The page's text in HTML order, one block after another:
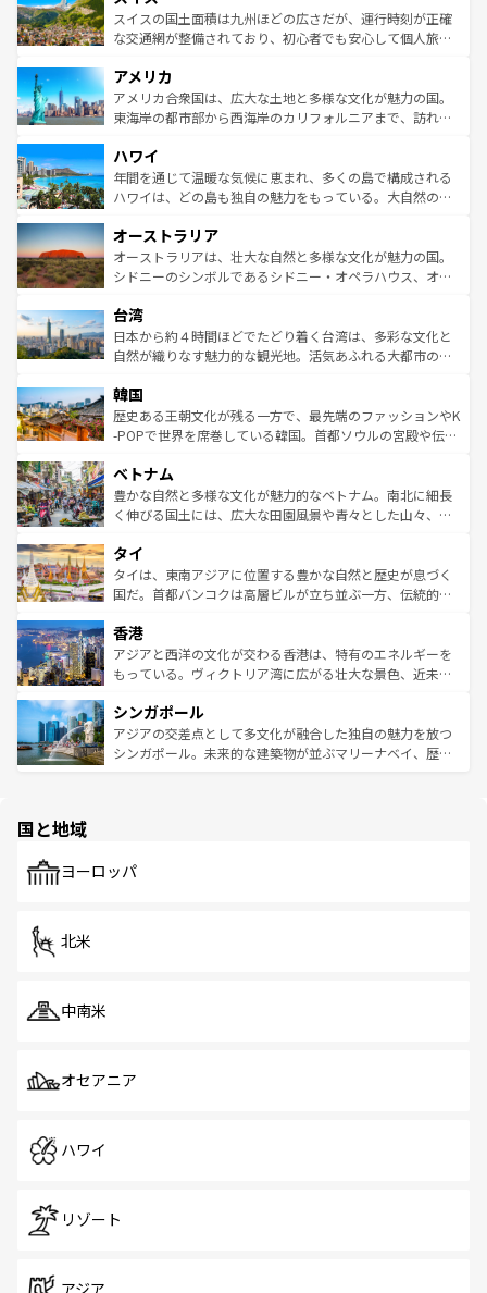
きるだろう。 なお、新着のフランス情報はコンテンツ一覧
を参照してほしい。
ドイツ情報はコンテンツ一覧を参照してほしい。
ティー、ビール好きにはたまらない英国パブ、サッカー観
戦など、本場だからこそできる体験も豊富。イギリスを旅
ンツ一覧を参照してほしい。
スイスの国土面積は九州ほどの広さだが、運行時刻が正確
な交通網が整備されており、初心者でも安心して個人旅行
の建物がそのまま残る町や、スイスならではのユニークな
博物館もあり、アルプス観光だけでなく町歩きも満喫する
ことができる。国民の所得が高いため物価も高いが、旅行
ば市内交通費無料で観光を楽しむこともできる。 なお、新
着のスイス情報はコンテンツ一覧 を参照してほしい。
アメリカ
アメリカ合衆国は、広大な土地と多様な文化が魅力の国。
東海岸の都市部から西海岸のカリフォルニアまで、訪れる
のような巨大都市は、観光、ショッピング、エンターテイ
ンメントが詰まった刺激的なスポットだ。一方、アメリカ
西部には大自然が広がり、グランドキャニオンやイエロー
部のニューオーリンズでは、音楽と美食が融合した独特の
文化が魅力。旅行者はアメリカの各地域で異なる魅力を楽
しみながら、その多様性と豊かな歴史を感じることができ
ならではの贅沢な旅のスタイルだ。 なお、新着のアメリカ
情報はコンテンツ一覧を参照してほしい。
ハワイ
年間を通じて温暖な気候に恵まれ、多くの島で構成される
ハワイは、どの島も独自の魅力をもっている。大自然の神
ワイ島は見逃せない。また、定番の観光地といえばオアフ
島だが、静かな自然を求めるならマウイ島やカウアイ島が
おすすめ。エメラルドグリーンに輝く海をはじめ、豊かな
れるおもてなしの心で訪れる人々を迎えてくれるハワイの
人々、おいしいローカルフードやハワイアンミュージッ
ク、伝統的なフラダンスなど、すべてがハワイの魅力を彩
ワイを、存分に味わってほしい。 なお、新着のハワイ情報
はコンテンツ一覧を参照してほしい。
オーストラリア
オーストラリアは、壮大な自然と多様な文化が魅力の国。
シドニーのシンボルであるシドニー・オペラハウス、オー
リアリーフや大陸中央部にそびえるウルル（エアーズロッ
ク）、タスマニアの美しい原生林やケアンズの熱帯雨林な
ど、見どころがたくさん。また、カフェやワイン、オージ
いる。アクティビティも充実しており、サーフィンやダイ
ビング、ハイキングなど、アウトドア好きにはたまらな
い。オーストラリアの多彩な魅力を存分に味わいつくそ
参照してほしい。
台湾
日本から約４時間ほどでたどり着く台湾は、多彩な文化と
自然が織りなす魅力的な観光地。活気あふれる大都市の台
ン）、静ひつな山岳地帯である台湾東部など、都市の喧騒
と山間の静けさが共存しており、訪れる人に新しい発見と
驚きをもたらしてくれる。また、奥深い台湾の食文化も魅
容にもいいと評判のスイーツなど、バラエティ豊かな料理
が味わえる。 なお、新着の台湾情報は コンテンツ一覧を参
照してほしい。
韓国
歴史ある王朝文化が残る一方で、最先端のファッションやK
-POPで世界を席巻している韓国。首都ソウルの宮殿や伝統
き、地方に足を延ばせば四季折々の自然美を楽しむことが
できる。そして、キムチや焼肉、絶品のストリートフード
まで、さまざまな韓国料理が待っている。夜には、韓国な
リティに包まれながら、韓国の多彩な魅力を心ゆくまで味
わってみてほしい。 なお、新着の韓国情報はコンテンツ一
覧を参照してほしい。
ベトナム
豊かな自然と多様な文化が魅力的なベトナム。南北に細長
く伸びる国土には、広大な田園風景や青々とした山々、世
急速な発展と共に伝統が息づく。ハノイの古い町並みやホ
ーチミン市のフランス統治時代の建物も、独特の雰囲気を
醸し出している。また、バラエティの豊かさとおいしさで
とつ。フォーやバインミー、ベトナムコーヒーなどは、ぜ
ひ現地で味わいたい。どの地域を訪れてもあたたかい人々
が旅行者を迎えてくれるので、きっと忘れられない旅にな
参照してほしい。
タイ
タイは、東南アジアに位置する豊かな自然と歴史が息づく
国だ。首都バンコクは高層ビルが立ち並ぶ一方、伝統的な
の活気が交差している。北部ではチェンマイなどの山岳地
帯で自然と触れ合い、南部ではプーケットやクラビの美し
いビーチでリゾート気分を楽しむことができる。タイ料理
激する。気候は一年中温暖で、どの季節にも異なる楽しみ
が待っている。親しみやすいタイの人々、仏教を中心とし
た文化、そして多様な観光資源が、訪れる旅人を魅了し続
香港
アジアと西洋の文化が交わる香港は、特有のエネルギーを
もっている。ヴィクトリア湾に広がる壮大な景色、近未来
み、どこを訪れても感動するはず。観光スポットが密集し
ており、効率よく見どころを回れるのも魅力。息をのむよ
うな絶景から文化的な体験まで、香港を存分に楽しみ尽く
シンガポール
アジアの交差点として多文化が融合した独自の魅力を放つ
シンガポール。未来的な建築物が並ぶマリーナベイ、歴史
で、ホーカーズは地元の風情を楽しめる外せないスポット
国と地域
ヨーロッパ
北米
中南米
オセアニア
ハワイ
リゾート